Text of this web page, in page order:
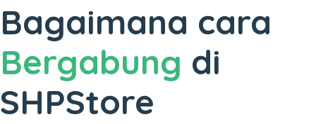
Bagaimana cara
Bergabung di
SHPStore